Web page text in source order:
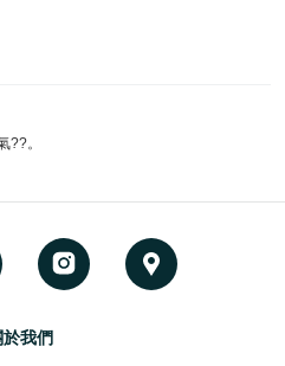
??。
於我們